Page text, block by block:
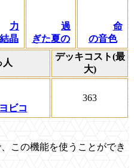
力
晶
過
ぎた夏の
命
の音色
人
デッキコスト(最
大)
ヨビコ
363
この機能を使うことができ